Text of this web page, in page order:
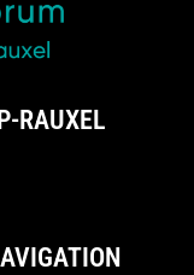
RAUXEL